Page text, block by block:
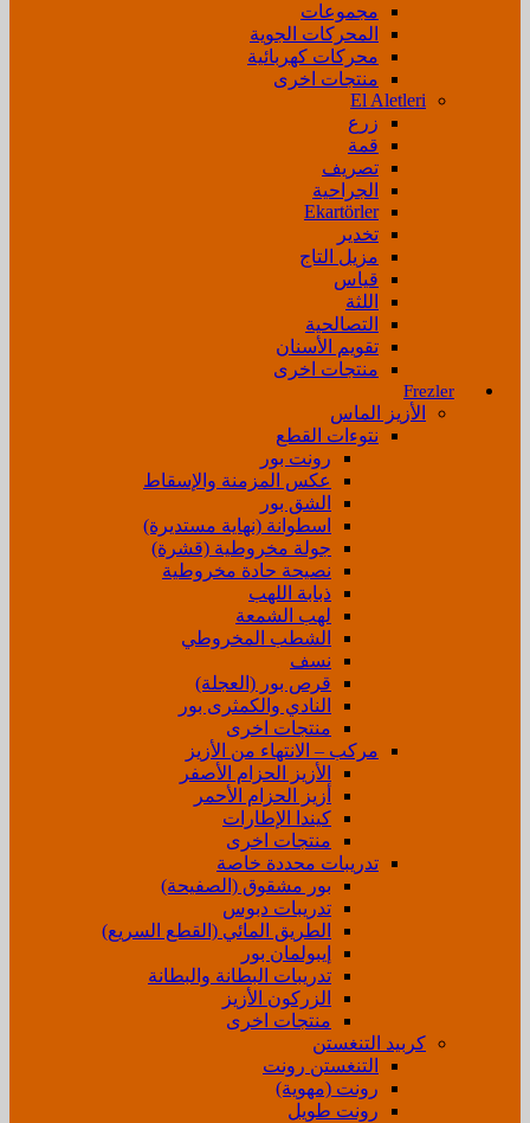
مجموعات
المحركات الجوية
محركات كهربائية
منتجات اخرى
El Aletleri
زرع
قمة
تصريف
الجراحية
Ekartörler
تخدير
مزيل التاج
قياس
اللثة
التصالحية
تقويم الأسنان
منتجات اخرى
Frezler
الأزيز الماس
نتوءات القطع
رونت بور
عكس المزمنة والإسقاط
الشق بور
اسطوانة (نهاية مستديرة)
جولة مخروطية (قشرة)
نصيحة حادة مخروطية
ذبابة اللهب
لهب الشمعة
الشطب المخروطي
نسف
قرص بور (العجلة)
النادي والكمثرى بور
منتجات اخرى
مركب – الانتهاء من الأزيز
الأزيز الحزام الأصفر
أزيز الحزام الأحمر
كيندا الإطارات
منتجات اخرى
تدريبات محددة خاصة
بور مشقوق (الصفيحة)
تدريبات دبوس
الطريق المائي (القطع السريع)
إيبولمان بور
تدريبات البطانة والبطانة
الزركون الأزيز
منتجات اخرى
كربيد التنغستن
التنغستن رونت
رونت (مهوية)
رونت طويل